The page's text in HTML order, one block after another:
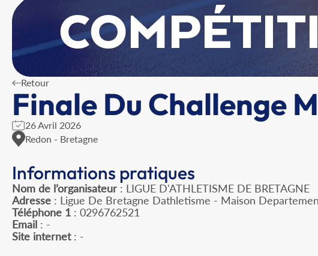
Retour
Finale Du Challenge
26 Avril 2026
Redon - Bretagne
Informations pratiques
Nom de l’organisateur : LIGUE D'ATHLETISME DE BRETAGNE
Adresse : Ligue De Bretagne Dathletisme - Maison
Téléphone 1 : 0296762521
Email : -
Site internet: -